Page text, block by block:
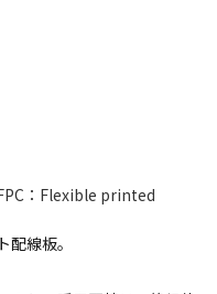
：Flexible printed
線板。